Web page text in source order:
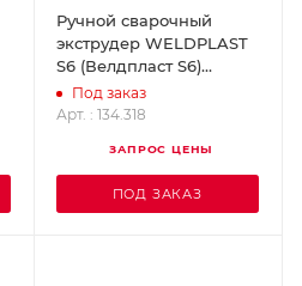
Ручной сварочный
экструдер WELDPLAST
S6 (Велдпласт S6)
LEISTER 134.318
Под заказ
Арт. : 134.318
ЗАПРОС ЦЕНЫ
ПОД ЗАКАЗ